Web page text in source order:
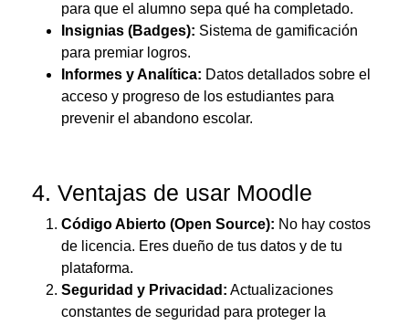
para que el alumno sepa qué ha completado.
Insignias (Badges): Sistema de gamificación
para premiar logros.
Informes y Analítica: Datos detallados sobre el
acceso y progreso de los estudiantes para
prevenir el abandono escolar.
4. Ventajas de usar Moodle
Código Abierto (Open Source): No hay costos
de licencia. Eres dueño de tus datos y de tu
plataforma.
Seguridad y Privacidad: Actualizaciones
constantes de seguridad para proteger la